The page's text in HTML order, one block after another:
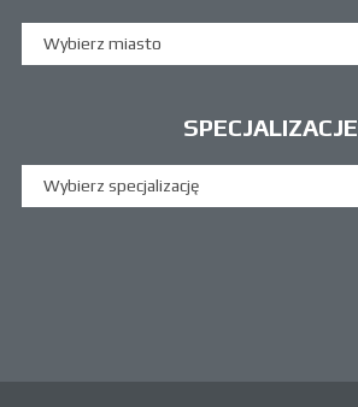
Wybierz miasto
SPECJALIZACJE
Wybierz specjalizację